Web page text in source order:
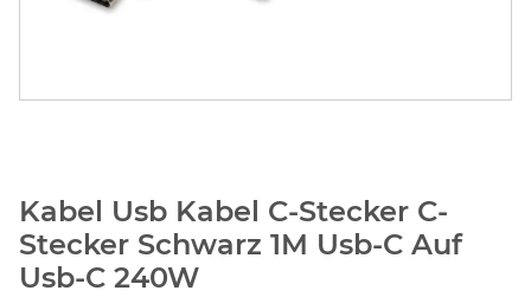
Kabel Usb Kabel C-Stecker C-
Stecker Schwarz 1M Usb-C Auf
Usb-C 240W